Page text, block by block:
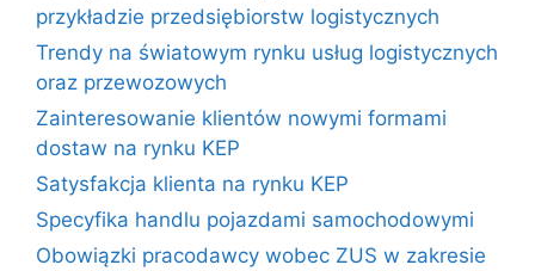
przykładzie przedsiębiorstw logistycznych
Trendy na światowym rynku usług logistycznych
oraz przewozowych
Zainteresowanie klientów nowymi formami
dostaw na rynku KEP
Satysfakcja klienta na rynku KEP
Specyfika handlu pojazdami samochodowymi
Obowiązki pracodawcy wobec ZUS w zakresie